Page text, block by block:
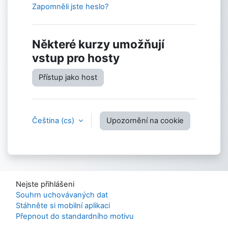
Zapomněli jste heslo?
Některé kurzy umožňují
vstup pro hosty
Přístup jako host
Čeština ‎(cs)‎ Upozornění na cookie
Nejste přihlášeni
Souhrn uchovávaných dat
Stáhněte si mobilní aplikaci
Přepnout do standardního motivu